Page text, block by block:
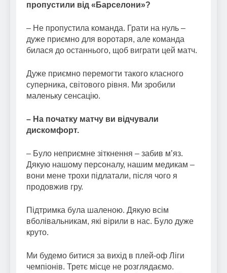
пропустили від «Барселони»?
– Не пропустила команда. Грати на нуль –
дуже приємно для воротаря, але команда
билася до останнього, щоб виграти цей матч.
Дуже приємно перемогти такого класного
суперника, світового рівня. Ми зробили
маленьку сенсацію.
– На початку матчу ви відчували
дискомфорт.
– Було неприємне зіткнення – забив м’яз.
Дякую нашому персоналу, нашим медикам –
вони мене трохи підлатали, після чого я
продовжив гру.
Підтримка була шаленою. Дякую всім
вболівальникам, які вірили в нас. Було дуже
круто.
Ми будемо битися за вихід в плей-оф Ліги
чемпіонів. Третє місце не розглядаємо.